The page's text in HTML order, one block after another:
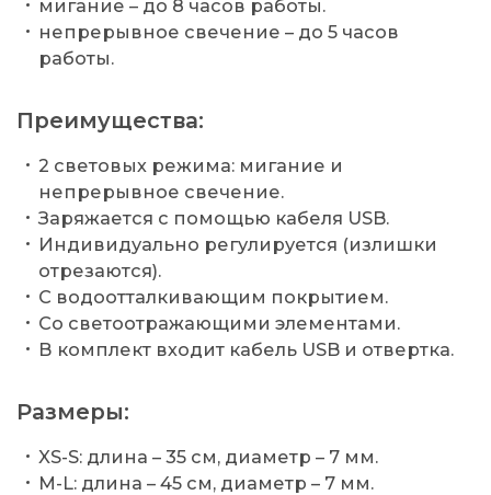
мигание – до 8 часов работы.
непрерывное свечение – до 5 часов
работы.
Преимущества:
2 световых режима: мигание и
непрерывное свечение.
Заряжается с помощью кабеля USB.
Индивидуально регулируется (излишки
отрезаются).
С водоотталкивающим покрытием.
Со светоотражающими элементами.
В комплект входит кабель USB и отвертка.
Размеры:
XS-S: длина – 35 см, диаметр – 7 мм.
M-L: длина – 45 см, диаметр – 7 мм.